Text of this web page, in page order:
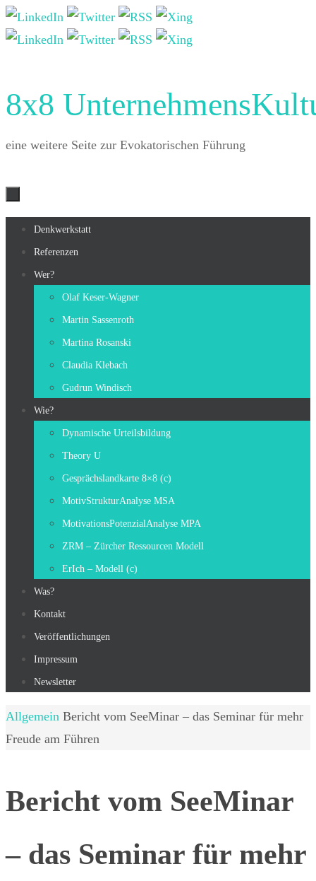
Zum
Inhalt
8x8
eine weitere Seite zur Evokatorischen Führung
Zum
Inhalt
springen
Denkwerkstatt
Referenzen
Wer?
Olaf Keser-Wagner
Martin Sassenroth
Martina Rosanski
Claudia Klebach
Gudrun Windisch
Wie?
Dynamische Urteilsbildung
Theory U
Gesprächslandkarte 8×8 (c)
MotivStrukturAnalyse MSA
MotivationsPotenzialAnalyse MPA
ZRM – Zürcher Ressourcen Modell
ErIch – Modell (c)
Was?
Kontakt
Veröffentlichungen
Impressum
Newsletter
Start
Allgemein Bericht vom SeeMinar – das Seminar für mehr
Freude am Führen
Bericht vom SeeMinar
– das Seminar für mehr